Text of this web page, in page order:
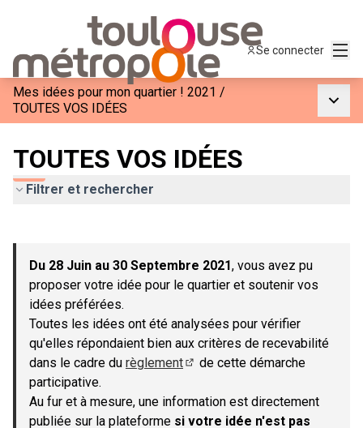
Se connecter
Mes idées pour mon quartier ! 2021 /
TOUTES VOS IDÉES
TOUTES VOS IDÉES
Filtrer et rechercher
−
Du 28 Juin au 30 Septembre 2021, vous avez pu
proposer votre idée pour le quartier et soutenir vos
idées préférées.
Toutes les idées ont été analysées pour vérifier
qu'elles répondaient bien aux critères de recevabilité
dans le cadre du règlement
de cette démarche
participative.
Au fur et à mesure, une information est directement
publiée sur la plateforme si votre idée n'est pas